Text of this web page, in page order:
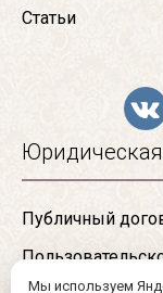
Статьи
Публичный
Мы используем